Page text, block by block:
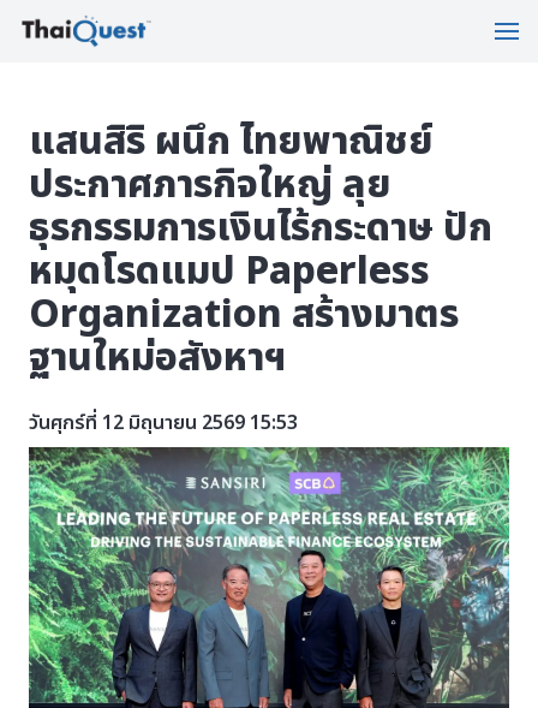
แสนสิริ ผนึก ไทยพาณิชย์
ประกาศภารกิจใหญ่ ลุย
ธุรกรรมการเงินไร้กระดาษ ปัก
หมุดโรดแมป Paperless
Organization สร้างมาตร
ฐานใหม่อสังหาฯ
วันศุกร์ที่ 12 มิถุนายน 2569 15:53